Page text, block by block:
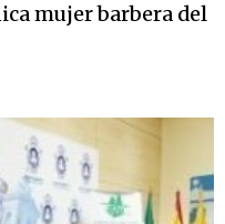
mujer barbera del